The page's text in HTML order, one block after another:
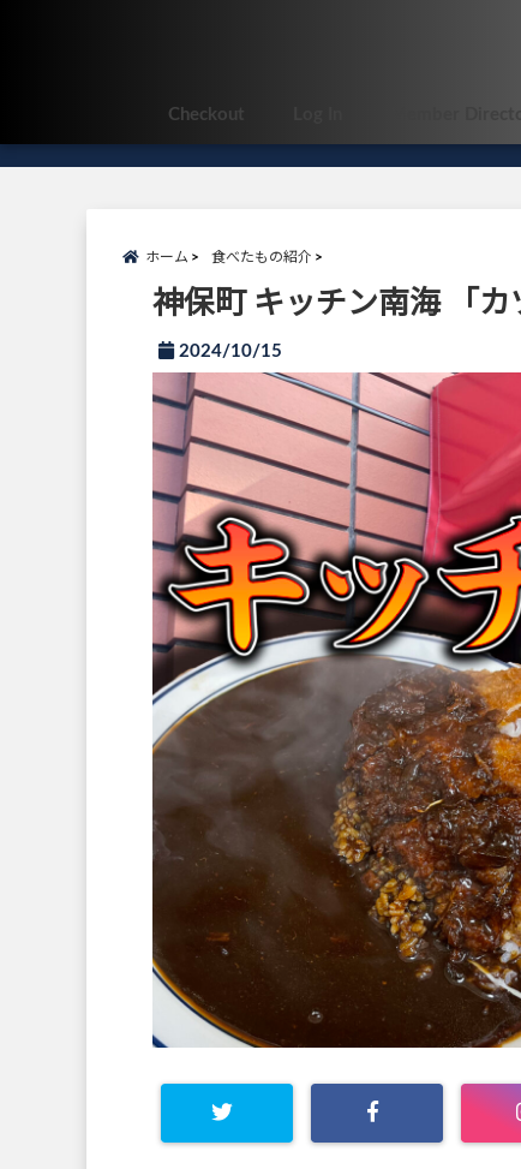
Checkout
ホーム 食べたもの紹介
神保町 キッチン南海 「カ
2024/10/15